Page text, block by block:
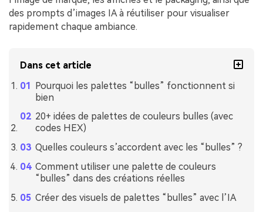
des prompts d’images IA à réutiliser pour visualiser
rapidement chaque ambiance.
Dans cet article
Pourquoi les palettes “bulles” fonctionnent si
bien
20+ idées de palettes de couleurs bulles (avec
codes HEX)
Quelles couleurs s’accordent avec les “bulles” ?
Comment utiliser une palette de couleurs
“bulles” dans des créations réelles
Créer des visuels de palettes “bulles” avec l’IA